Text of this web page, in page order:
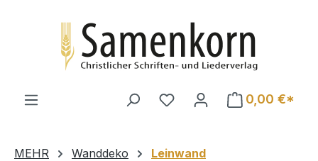
0,00 €*
MEHR Wanddeko Leinwand